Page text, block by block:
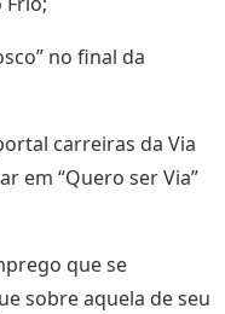
no final da
carreiras da Via
em “Quero ser Via”
que se
sobre aquela de seu